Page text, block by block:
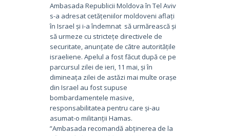
Ambasada Republicii Moldova în Tel Aviv
s-a adresat cetățeniilor moldoveni aflați
în Israel și i-a îndemnat să urmărească și
să urmeze cu strictețe directivele de
securitate, anunțate de către autoritățile
israeliene. Apelul a fost făcut după ce pe
parcursul zilei de ieri, 11 mai, și în
dimineața zilei de astăzi mai multe orașe
din Israel au fost supuse
bombardamentele masive,
responsabilitatea pentru care și-au
asumat-o militanții Hamas.
”Ambasada recomandă abținerea de la